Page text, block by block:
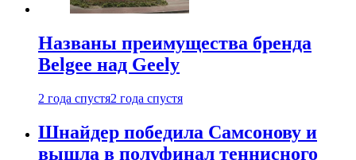
Названы преимущества бренда
Belgee над Geely
2 года спустя2 года спустя
Шнайдер победила Самсонову и
вышла в полуфинал теннисного